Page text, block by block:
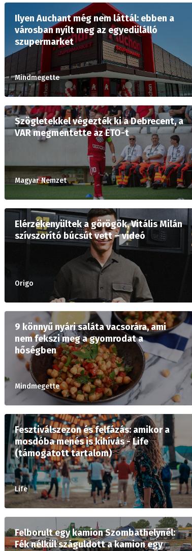
Ilyen Auchant még nem láttál: ebben a
városban nyílt meg az egyedülálló
szupermarket
Mindmegette
Szögletekkel végezték ki a Debrecent, a
VAR megmentette az ETO-t
Magyar Nemzet
Elérzékenyültek a görögök, Vitális Milán
szívszorító búcsút vett – videó
Origo
9 könnyű nyári saláta vacsorára, ami
nem fekszi meg a gyomrodat a
hőségben
Mindmegette
Fesztiválszezon és felfázás: amikor a
mosdóba menés is kihívás - Life
(támogatott tartalom)
Life
Felborult egy kamion Szombathelynél:
Fék nélkül száguldott a kamion egy